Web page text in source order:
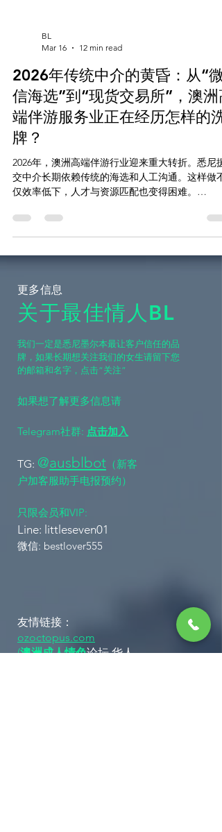
@Missbunnyai5bot 🔗 官方频道 (防失联):
https://t.me/Missbunnyzh05 💼 商户入驻 & 更多:
久地址：https://webapp.missbunny.ai 关键要点
洲高端包养圈从被动预约向安全保障模式升级 悉尼
包养需求正在上升，行业更注重服务品质
MissBunny AI 专注动态预约与高效风控 独立模特
过智能技术获得更稳定
BL
Mar 16
12 min read
2026年传统中介的黄昏：从“微
信海选”到“现货交易所”，澳洲
端伴游服务业正在经历怎样的洗
牌？
2026年，澳洲高端伴游行业迎来重大转折。悉尼援
交中介长期依赖传统的海选和人工沟通。这样做不
仅效率低下，人才与资源匹配也变得困难。
保障。老牌机构如最佳情人BL拥有大量客户，但面
临系统升级的挑战。悉尼援交中介市场正经历着深
https://t.me/Missbunnyzh05 商户入驻 & 更多:
https://www.missbunny.ai/links/missbunnyai5 关键
要点 高端伴游行业面临服务与效率提升的需求 闪
系统促使订单流程更具确定性 传统模式因沟通成本
高而竞争力下滑 数字化升级有助于扩大优质客户覆
盖 悉尼援交中介市场正迈向即时预约与交易保障
选”吸引客户。他们希望快速成交。广告和合作计
层出不穷，试图提升业绩。 市场竞争加剧...
更多信息
关于最佳情人BL
​我们一定是悉尼墨尔本最让客户信任的品
牌，如果长期想关注我们的女生请留下您
的邮箱和名字，点击“关注”
如果想了解更多信息请
Telegram社群: 点击加入
TG: @ausblbot （新客
户加客服助手电报预约）
​只限会员和VIP:
Line: littleseven01 ​​
​​微信: bestlover555
友情链接：
ozoctopus.com
(澳洲成人情色论坛 华人